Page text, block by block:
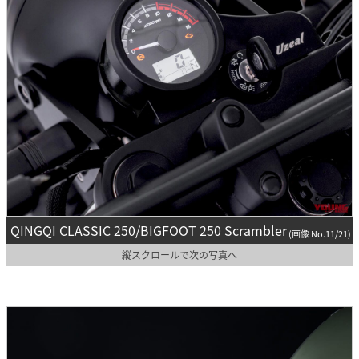
QINGQI CLASSIC 250/BIGFOOT 250 Scrambler(画像 No.11/21)
縦スクロールで次の写真へ